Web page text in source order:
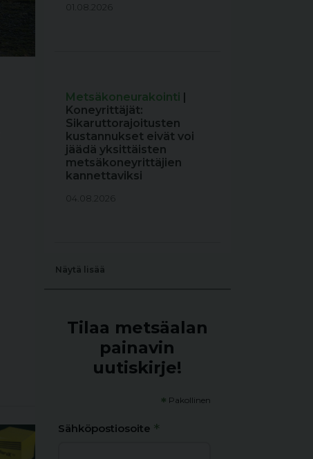
01.08.2026
Metsäkoneurakointi |
Koneyrittäjät:
Sikaruttorajoitusten
kustannukset eivät voi
jäädä yksittäisten
metsäkoneyrittäjien
kannettaviksi
04.08.2026
Näytä lisää
Tilaa metsäalan
painavin
uutiskirje!
* Pakollinen
Sähköpostiosoite *